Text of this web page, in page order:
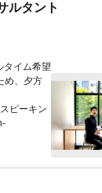
ルタント
タイム希望
め、夕方
ピーキン